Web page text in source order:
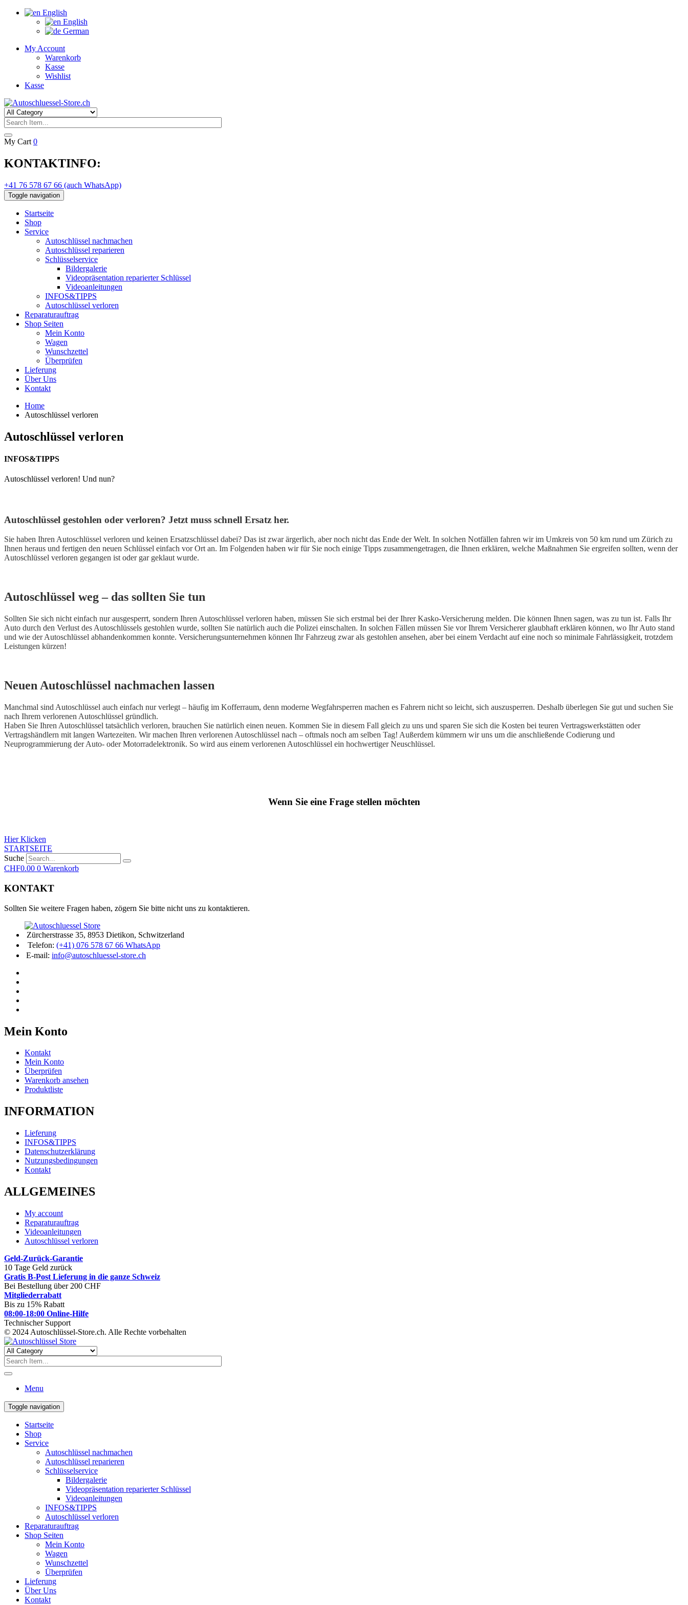
English
English
German
My Account
Warenkorb
Kasse
Wishlist
Kasse
My Cart 0
KONTAKTINFO:
+41 76 578 67 66 (auch WhatsApp)
Toggle navigation
Startseite
Shop
Service
Autoschlüssel nachmachen
Autoschlüssel reparieren
Schlüsselservice
Bildergalerie
Videopräsentation reparierter Schlüssel
Videoanleitungen
INFOS&TIPPS
Autoschlüssel verloren
Reparaturauftrag
Shop Seiten
Mein Konto
Wagen
Wunschzettel
Überprüfen
Lieferung
Über Uns
Kontakt
Home
Autoschlüssel verloren
Autoschlüssel verloren
INFOS&TIPPS
Autoschlüssel verloren! Und nun?
Autoschlüssel gestohlen oder verloren? Jetzt muss schnell Ersatz her.
Sie haben Ihren Autoschlüssel verloren und keinen Ersatzschlüssel dabei? Das ist zwar ärgerlich, aber noch nicht das Ende der Welt. In solchen Notfällen fahren wir im Umkreis von 50 km rund um Zürich zu
Ihnen heraus und fertigen den neuen Schlüssel einfach vor Ort an. Im Folgenden haben wir für Sie noch einige Tipps zusammengetragen, die Ihnen erklären, welche Maßnahmen Sie ergreifen sollten, wenn der
Autoschlüssel verloren gegangen ist oder gar geklaut wurde.
Autoschlüssel weg – das sollten Sie tun
Sollten Sie sich nicht einfach nur ausgesperrt, sondern Ihren Autoschlüssel verloren haben, müssen Sie sich erstmal bei der Ihrer Kasko-Versicherung melden. Die können Ihnen sagen, was zu tun ist. Falls Ihr
Auto durch den Verlust des Autoschlüssels gestohlen wurde, sollten Sie natürlich auch die Polizei einschalten. In solchen Fällen müssen Sie vor Ihrem Versicherer glaubhaft erklären können, wo Ihr Auto stand
und wie der Autoschlüssel abhandenkommen konnte. Versicherungsunternehmen können Ihr Fahrzeug zwar als gestohlen ansehen, aber bei einem Verdacht auf eine noch so minimale Fahrlässigkeit, trotzdem
Leistungen kürzen!
Neuen Autoschlüssel nachmachen lassen
Manchmal sind Autoschlüssel auch einfach nur verlegt – häufig im Kofferraum, denn moderne Wegfahrsperren machen es Fahrern nicht so leicht, sich auszusperren. Deshalb überlegen Sie gut und suchen Sie
nach Ihrem verlorenen Autoschlüssel gründlich.
Haben Sie Ihren Autoschlüssel tatsächlich verloren, brauchen Sie natürlich einen neuen. Kommen Sie in diesem Fall gleich zu uns und sparen Sie sich die Kosten bei teuren Vertragswerkstätten oder
Vertragshändlern mit langen Wartezeiten. Wir machen Ihren verlorenen Autoschlüssel nach – oftmals noch am selben Tag! Außerdem kümmern wir uns um die anschließende Codierung und
Neuprogrammierung der Auto- oder Motorradelektronik. So wird aus einem verlorenen Autoschlüssel ein hochwertiger Neuschlüssel.
Wenn Sie eine Frage stellen möchten
Hier Klicken
STARTSEITE
Suche
CHF0.00 0 Warenkorb
KONTAKT
Sollten Sie weitere Fragen haben, zögern Sie bitte nicht uns zu kontaktieren.
Zürcherstrasse 35, 8953 Dietikon, Schwitzerland
Telefon: (+41) 076 578 67 66 WhatsApp
E-mail: info@autoschluessel-store.ch
Mein Konto
Kontakt
Mein Konto
Überprüfen
Warenkorb ansehen
Produktliste
INFORMATION
Lieferung
INFOS&TIPPS
Datenschutzerklärung
Nutzungsbedingungen
Kontakt
ALLGEMEINES
My account
Reparaturauftrag
Videoanleitungen
Autoschlüssel verloren
Geld-Zurück-Garantie
10 Tage Geld zurück
Gratis B-Post Lieferung in die ganze Schweiz
Bei Bestellung über 200 CHF
Mitgliederrabatt
Bis zu 15% Rabatt
08:00-18:00 Online-Hilfe
Technischer Support
© 2024 Autoschlüssel-Store.ch. Alle Rechte vorbehalten
Menu
Toggle navigation
Startseite
Shop
Service
Autoschlüssel nachmachen
Autoschlüssel reparieren
Schlüsselservice
Bildergalerie
Videopräsentation reparierter Schlüssel
Videoanleitungen
INFOS&TIPPS
Autoschlüssel verloren
Reparaturauftrag
Shop Seiten
Mein Konto
Wagen
Wunschzettel
Überprüfen
Lieferung
Über Uns
Kontakt